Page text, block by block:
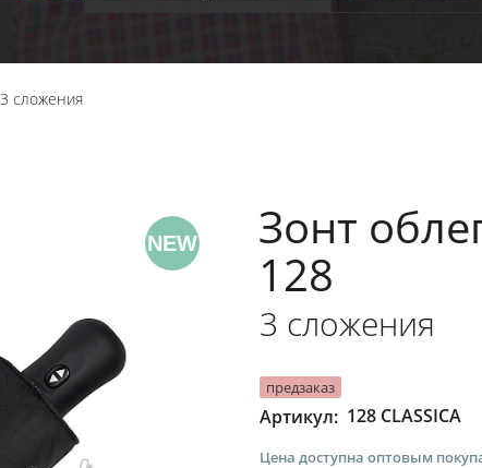
3 сложения
NEW
Зонт
128
3 сложения
предзаказ
Артикул: 128 CLASSICA
Цена доступна оптовым